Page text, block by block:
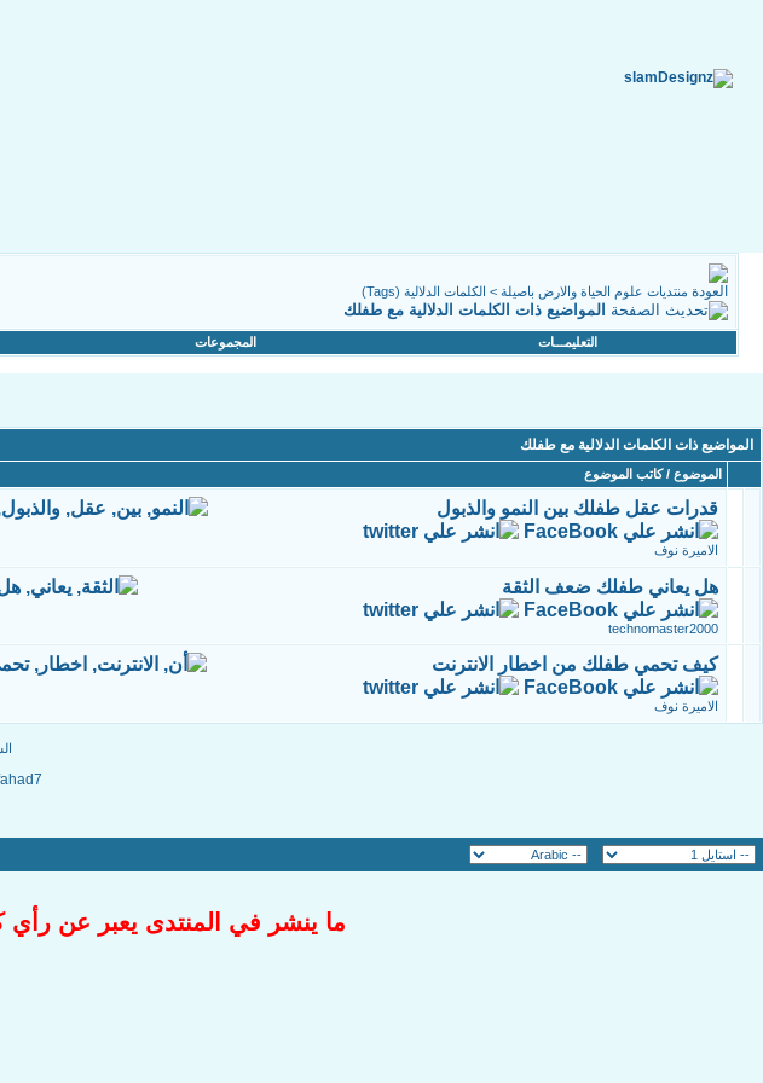
منتديات علوم الحياة والارض باصيلة > الكلمات الدلالية (Tags)
المواضيع ذات الكلمات الدلالية مع طفلك
التعليمـــات المجموعات
المواضيع ذات الكلمات الدلالية مع طفلك
الموضوع / كاتب الموضوع
قدرات عقل طفلك بين النمو والذبول
الاميرة نوف
هل يعاني طفلك ضعف الثقة
technomaster2000
كيف تحمي طفلك من اخطار الانترنت
الاميرة نوف
ما ينشر في المنتدى يعبر عن رأي